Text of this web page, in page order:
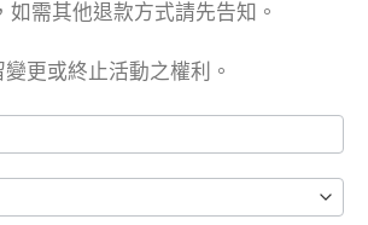
如需其他退款方式請先告知。
更或終止活動之權利。